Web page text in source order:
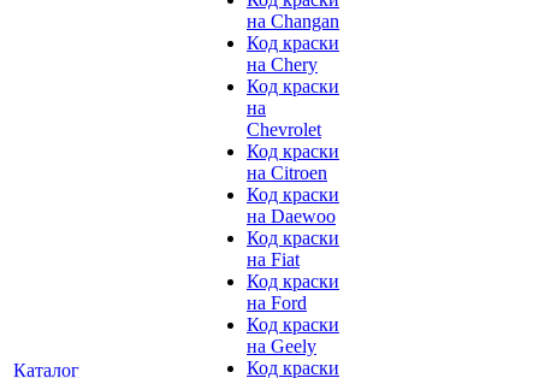
Каталог
на Changan
Код краски
на Chery
Код краски
на
Chevrolet
Код краски
на Citroen
Код краски
на Daewoo
Код краски
на Fiat
Код краски
на Ford
Код краски
на Geely
Код краски